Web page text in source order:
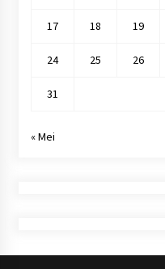
17 18 19
24 25 26
31
« Mei